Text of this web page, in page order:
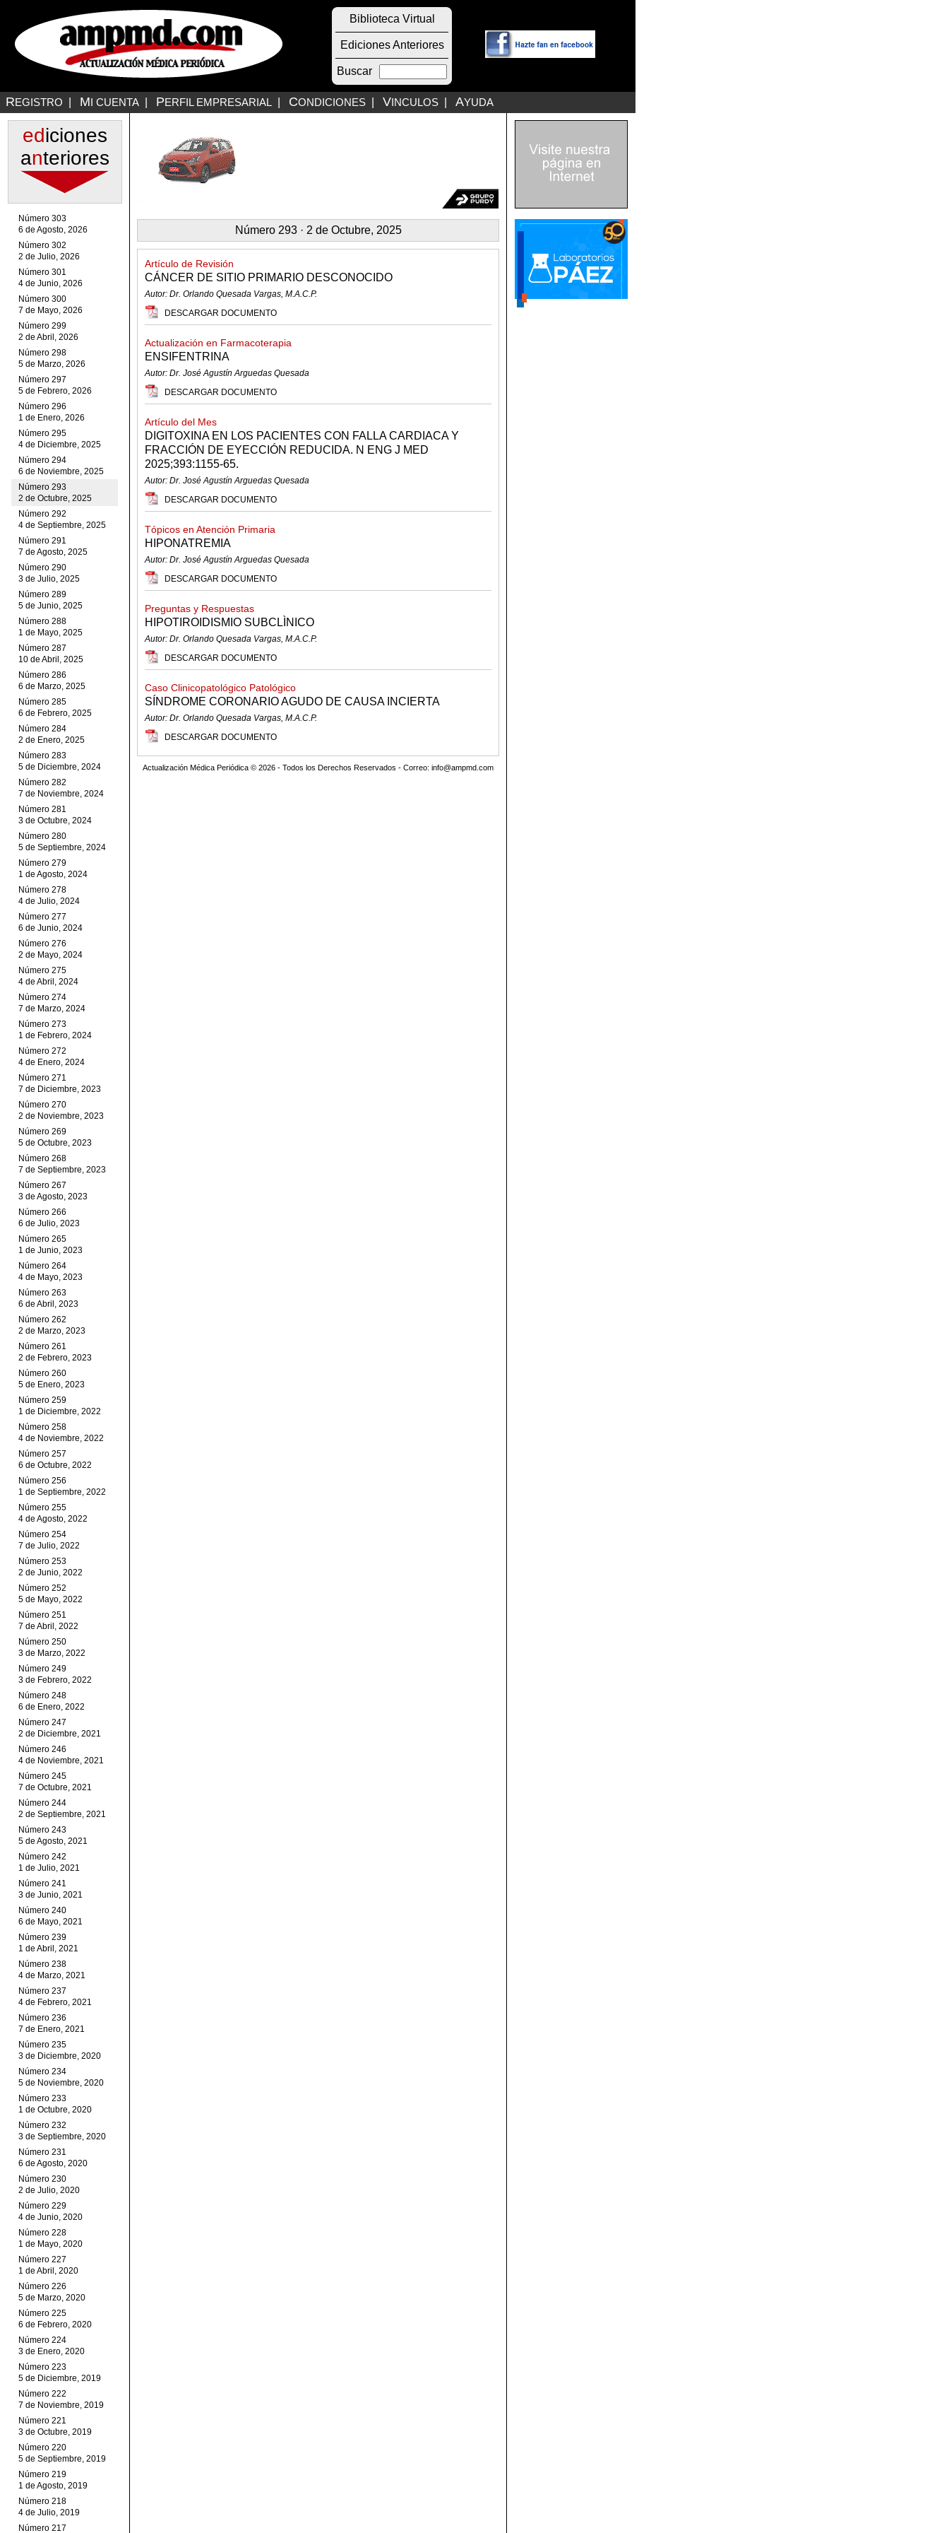
Biblioteca Virtual
Ediciones Anteriores
Buscar
REGISTRO MI CUENTA PERFIL EMPRESARIAL CONDICIONES VINCULOS AYUDA
ediciones
anteriores
Número 303
6 de Agosto, 2026
Número 302
2 de Julio, 2026
Número 301
4 de Junio, 2026
Número 300
7 de Mayo, 2026
Número 299
2 de Abril, 2026
Número 298
5 de Marzo, 2026
Número 297
5 de Febrero, 2026
Número 296
1 de Enero, 2026
Número 295
4 de Diciembre, 2025
Número 294
6 de Noviembre, 2025
Número 293
2 de Octubre, 2025
Número 292
4 de Septiembre, 2025
Número 291
7 de Agosto, 2025
Número 290
3 de Julio, 2025
Número 289
5 de Junio, 2025
Número 288
1 de Mayo, 2025
Número 287
10 de Abril, 2025
Número 286
6 de Marzo, 2025
Número 285
6 de Febrero, 2025
Número 284
2 de Enero, 2025
Número 283
5 de Diciembre, 2024
Número 282
7 de Noviembre, 2024
Número 281
3 de Octubre, 2024
Número 280
5 de Septiembre, 2024
Número 279
1 de Agosto, 2024
Número 278
4 de Julio, 2024
Número 277
6 de Junio, 2024
Número 276
2 de Mayo, 2024
Número 275
4 de Abril, 2024
Número 274
7 de Marzo, 2024
Número 273
1 de Febrero, 2024
Número 272
4 de Enero, 2024
Número 271
7 de Diciembre, 2023
Número 270
2 de Noviembre, 2023
Número 269
5 de Octubre, 2023
Número 268
7 de Septiembre, 2023
Número 267
3 de Agosto, 2023
Número 266
6 de Julio, 2023
Número 265
1 de Junio, 2023
Número 264
4 de Mayo, 2023
Número 263
6 de Abril, 2023
Número 262
2 de Marzo, 2023
Número 261
2 de Febrero, 2023
Número 260
5 de Enero, 2023
Número 259
1 de Diciembre, 2022
Número 258
4 de Noviembre, 2022
Número 257
6 de Octubre, 2022
Número 256
1 de Septiembre, 2022
Número 255
4 de Agosto, 2022
Número 254
7 de Julio, 2022
Número 253
2 de Junio, 2022
Número 252
5 de Mayo, 2022
Número 251
7 de Abril, 2022
Número 250
3 de Marzo, 2022
Número 249
3 de Febrero, 2022
Número 248
6 de Enero, 2022
Número 247
2 de Diciembre, 2021
Número 246
4 de Noviembre, 2021
Número 245
7 de Octubre, 2021
Número 244
2 de Septiembre, 2021
Número 243
5 de Agosto, 2021
Número 242
1 de Julio, 2021
Número 241
3 de Junio, 2021
Número 240
6 de Mayo, 2021
Número 239
1 de Abril, 2021
Número 238
4 de Marzo, 2021
Número 237
4 de Febrero, 2021
Número 236
7 de Enero, 2021
Número 235
3 de Diciembre, 2020
Número 234
5 de Noviembre, 2020
Número 233
1 de Octubre, 2020
Número 232
3 de Septiembre, 2020
Número 231
6 de Agosto, 2020
Número 230
2 de Julio, 2020
Número 229
4 de Junio, 2020
Número 228
1 de Mayo, 2020
Número 227
1 de Abril, 2020
Número 226
5 de Marzo, 2020
Número 225
6 de Febrero, 2020
Número 224
3 de Enero, 2020
Número 223
5 de Diciembre, 2019
Número 222
7 de Noviembre, 2019
Número 221
3 de Octubre, 2019
Número 220
5 de Septiembre, 2019
Número 219
1 de Agosto, 2019
Número 218
4 de Julio, 2019
Número 217
Número 293 · 2 de Octubre, 2025
Artículo de Revisión
CÁNCER DE SITIO PRIMARIO DESCONOCIDO
Autor: Dr. Orlando Quesada Vargas, M.A.C.P.
DESCARGAR DOCUMENTO
Actualización en Farmacoterapia
ENSIFENTRINA
Autor: Dr. José Agustín Arguedas Quesada
DESCARGAR DOCUMENTO
Artículo del Mes
DIGITOXINA EN LOS PACIENTES CON FALLA CARDIACA Y
FRACCIÓN DE EYECCIÓN REDUCIDA. N ENG J MED
2025;393:1155-65.
Autor: Dr. José Agustín Arguedas Quesada
DESCARGAR DOCUMENTO
Tópicos en Atención Primaria
HIPONATREMIA
Autor: Dr. José Agustín Arguedas Quesada
DESCARGAR DOCUMENTO
Preguntas y Respuestas
HIPOTIROIDISMIO SUBCLÌNICO
Autor: Dr. Orlando Quesada Vargas, M.A.C.P.
DESCARGAR DOCUMENTO
Caso Clinicopatológico Patológico
SÍNDROME CORONARIO AGUDO DE CAUSA INCIERTA
Autor: Dr. Orlando Quesada Vargas, M.A.C.P.
DESCARGAR DOCUMENTO
Actualización Médica Periódica © 2026 - Todos los Derechos Reservados - Correo: info@ampmd.com